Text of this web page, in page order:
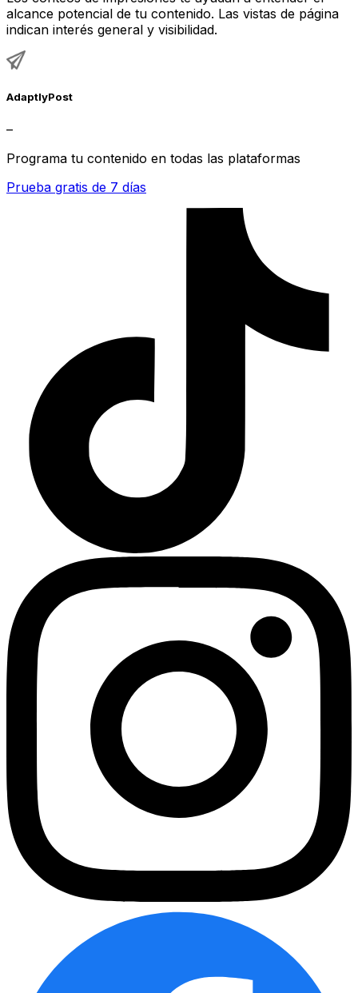
alcance potencial de tu contenido. Las vistas de página
indican interés general y visibilidad.
AdaptlyPost
–
Programa tu contenido en todas las plataformas
Prueba gratis de 7 días